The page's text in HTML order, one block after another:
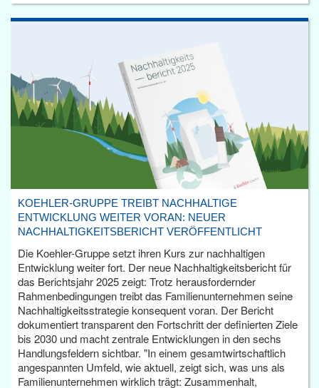
KOEHLER-GRUPPE TREIBT NACHHALTIGE
ENTWICKLUNG WEITER VORAN: NEUER
NACHHALTIGKEITSBERICHT VERÖFFENTLICHT
Die Koehler-Gruppe setzt ihren Kurs zur nachhaltigen
Entwicklung weiter fort. Der neue Nachhaltigkeitsbericht für
das Berichtsjahr 2025 zeigt: Trotz herausfordernder
Rahmenbedingungen treibt das Familienunternehmen seine
Nachhaltigkeitsstrategie konsequent voran. Der Bericht
dokumentiert transparent den Fortschritt der definierten Ziele
bis 2030 und macht zentrale Entwicklungen in den sechs
Handlungsfeldern sichtbar. "In einem gesamtwirtschaftlich
angespannten Umfeld, wie aktuell, zeigt sich, was uns als
Familienunternehmen wirklich trägt: Zusammenhalt,